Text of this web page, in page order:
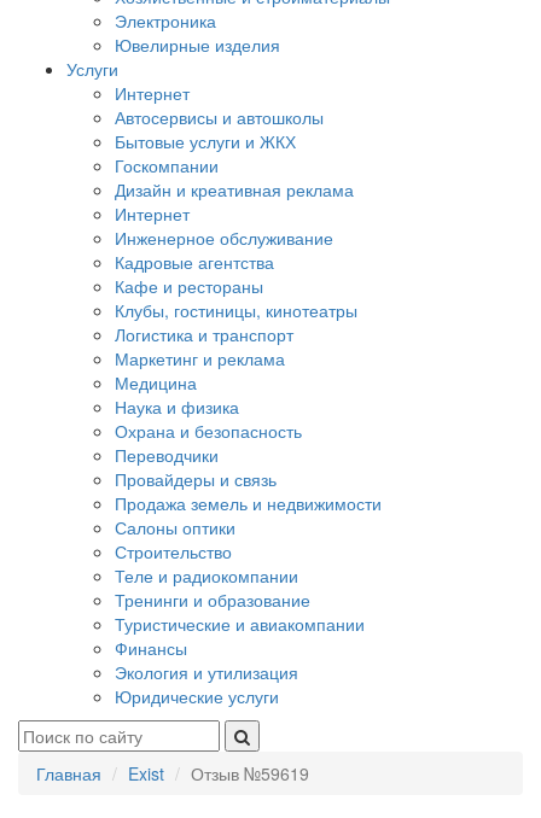
Электроника
Ювелирные изделия
Услуги
Интернет
Автосервисы и автошколы
Бытовые услуги и ЖКХ
Госкомпании
Дизайн и креативная реклама
Интернет
Инженерное обслуживание
Кадровые агентства
Кафе и рестораны
Клубы, гостиницы, кинотеатры
Логистика и транспорт
Маркетинг и реклама
Медицина
Наука и физика
Охрана и безопасность
Переводчики
Провайдеры и связь
Продажа земель и недвижимости
Салоны оптики
Строительство
Теле и радиокомпании
Тренинги и образование
Туристические и авиакомпании
Финансы
Экология и утилизация
Юридические услуги
Главная Exist Отзыв №59619